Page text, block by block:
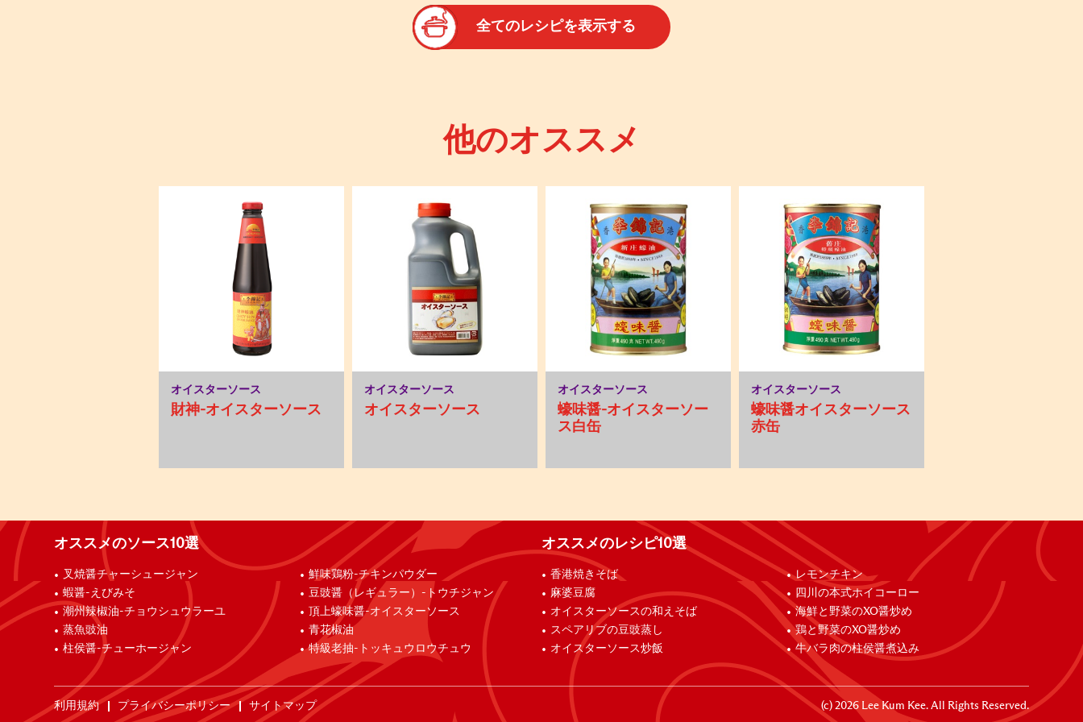
全てのレシピを表示する
他のオススメ
オイスターソース
財神-オイスターソース
オイスターソース
オイスターソース
オイスターソース
蠔味醤-オイスターソー
ス白缶
オイスターソース
蠔味醤オイスターソース
赤缶
オススメのソース10選
叉焼醤チャーシュージャン
蝦醤-えびみそ
潮州辣椒油-チョウシュウラーユ
蒸魚豉油
柱侯醤-チューホージャン
鮮味鶏粉-チキンパウダー
豆豉醤（レギュラー）-トウチジャン
頂上蠔味醤-オイスターソース
青花椒油
特級老抽-トッキュウロウチュウ
オススメのレシピ10選
香港焼きそば
麻婆豆腐
オイスターソースの和えそば
スペアリブの豆豉蒸し
オイスターソース炒飯
レモンチキン
四川の本式ホイコーロー
海鮮と野菜のXO醤炒め
鶏と野菜のXO醤炒め
牛バラ肉の柱侯醤煮込み
利用規約 プライバシーポリシー サイトマップ (c) 2026Lee Kum Kee. All Rights Reserved.